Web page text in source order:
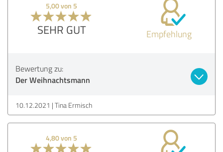
5,00 von 5
SEHR GUT Empfehlung
Bewertung zu:
Der Weihnachtsmann
10.12.2021 Tina Ermisch
4,80 von 5